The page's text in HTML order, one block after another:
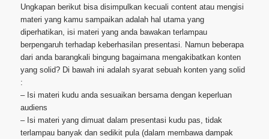
Ungkapan berikut bisa disimpulkan kecuali content atau mengisi
materi yang kamu sampaikan adalah hal utama yang
diperhatikan, isi materi yang anda bawakan terlampau
berpengaruh terhadap keberhasilan presentasi. Namun beberapa
dari anda barangkali bingung bagaimana mengakibatkan konten
yang solid? Di bawah ini adalah syarat sebuah konten yang solid
:
– Isi materi kudu anda sesuaikan bersama dengan keperluan
audiens
– Isi materi yang dimuat dalam presentasi kudu pas, tidak
terlampau banyak dan sedikit pula (dalam membawa dampak